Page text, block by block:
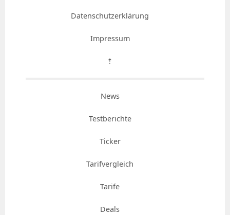
Datenschutzerklärung
Impressum
⇡
News
Testberichte
Ticker
Tarifvergleich
Tarife
Deals